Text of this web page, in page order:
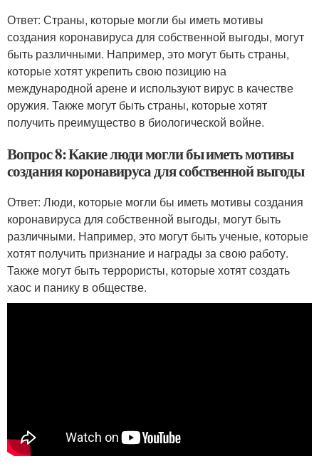
Ответ: Страны, которые могли бы иметь мотивы
создания коронавируса для собственной выгоды, могут
быть различными. Например, это могут быть страны,
которые хотят укрепить свою позицию на
международной арене и используют вирус в качестве
оружия. Также могут быть страны, которые хотят
получить преимущество в биологической войне.
Вопрос 8: Какие люди могли бы иметь мотивы
создания коронавируса для собственной выгоды
Ответ: Люди, которые могли бы иметь мотивы создания
коронавируса для собственной выгоды, могут быть
различными. Например, это могут быть ученые, которые
хотят получить признание и награды за свою работу.
Также могут быть террористы, которые хотят создать
хаос и панику в обществе.